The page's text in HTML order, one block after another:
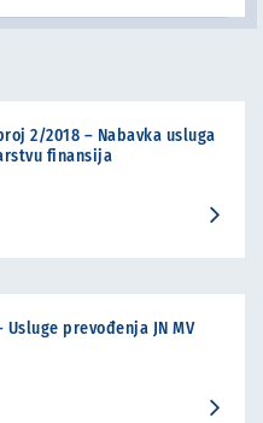
2/2018 – Nabavka usluga
finansija
prevođenja JN MV